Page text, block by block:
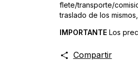
flete/transporte/
traslado de los
IMPORTANTE Los
Compartir